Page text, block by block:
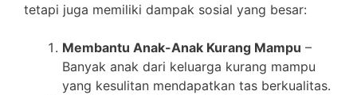
tetapi juga memiliki dampak sosial yang besar:
Membantu Anak-Anak Kurang Mampu –
Banyak anak dari keluarga kurang mampu
yang kesulitan mendapatkan tas berkualitas.